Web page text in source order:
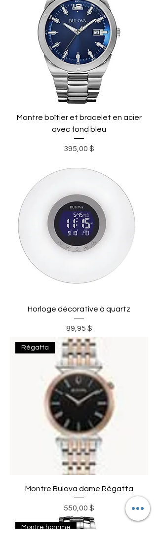
Montre boîtier et bracelet en acier
avec fond bleu
Prix
395,00 $
Horloge décorative à quartz
Prix
89,95 $
Régatta
Montre Bulova dame Régatta
Prix
550,00 $
Montre homme